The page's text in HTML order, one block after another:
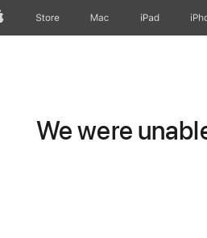
AppleStore Mac iPad
We were